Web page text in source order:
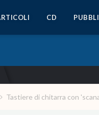
CD
Tastiere di chitarra con